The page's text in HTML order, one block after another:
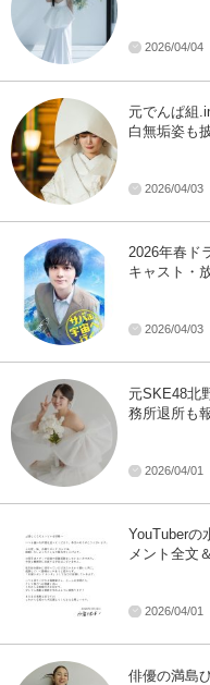
2026/04/04
元でんぱ組
白無垢姿も
2026/04/03
2026年春ド
キャスト・
2026/04/03
元SKE48北
務所退所も
2026/04/01
YouTuberの
メント全文
2026/04/01
俳優の満島